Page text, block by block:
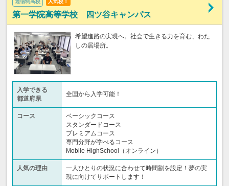
通信制高校 人気校！
第一学院高等学校 四ツ谷キャンパス
希望進路の実現へ。社会で生きる力を育む、わた
しの居場所。
入学できる
都道府県
全国から入学可能！
コース
ベーシックコース
スタンダードコース
プレミアムコース
専門分野が学べるコース
Mobile HighSchool（オンライン）
人気の理由
一人ひとりの状況に合わせて時間割を設定！夢の実
現に向けてサポートします！